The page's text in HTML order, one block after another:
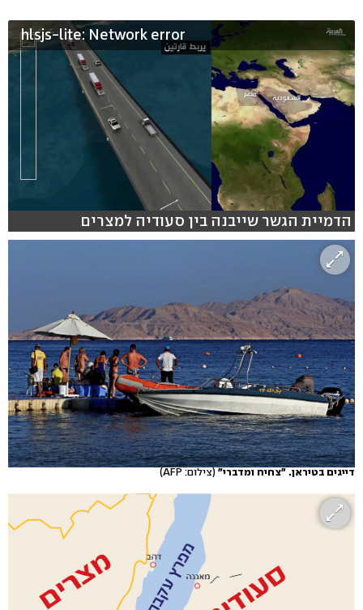
hlsjs-lite: Network error
הדמיית הגשר שייבנה בין סעודיה למצרים
דייגים בטיראן. "צחיח ומדברי" (צילום: AFP)